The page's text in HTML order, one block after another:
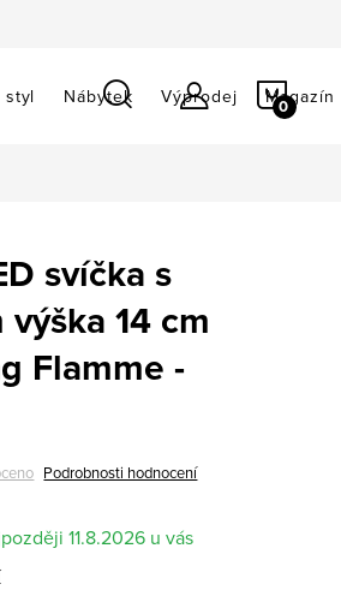
styl Nábytek Výprodej Magazín
svíčka s
14 cm
Flamme -
Podrobnosti hodnocení
11.8.2026